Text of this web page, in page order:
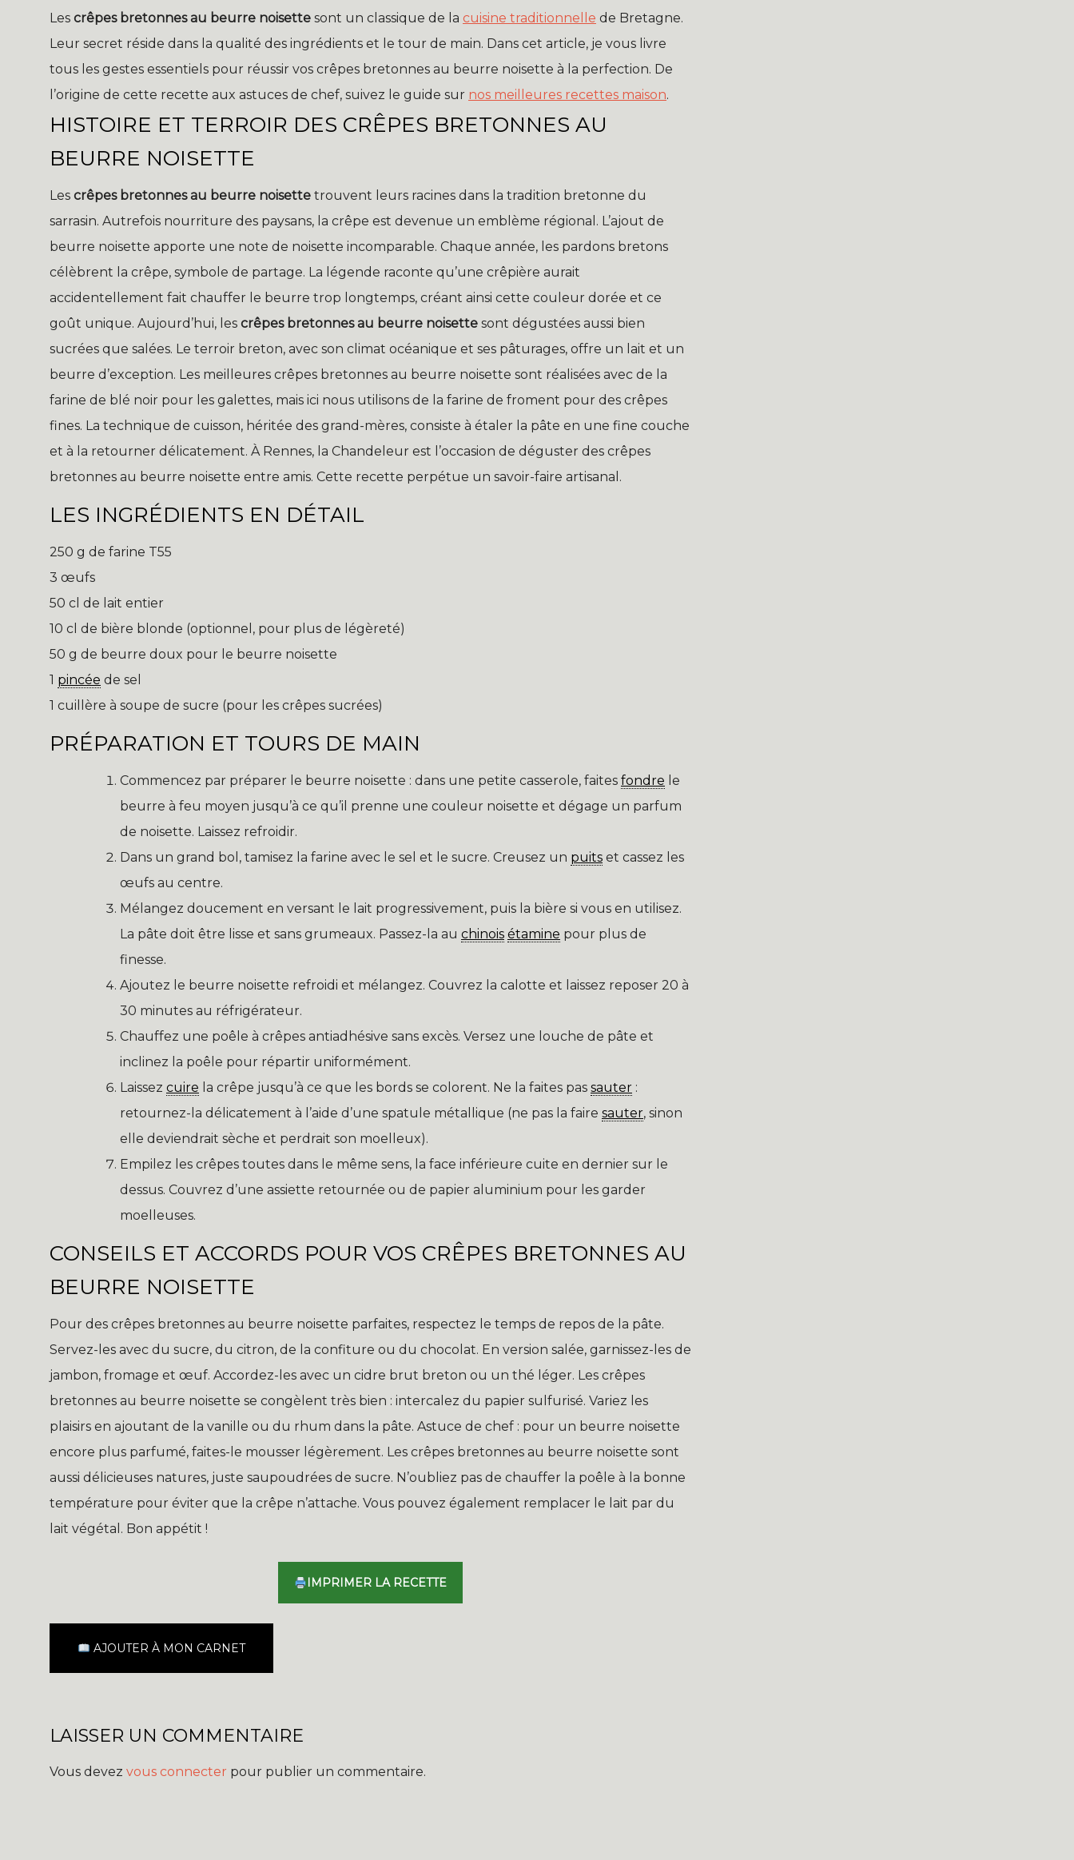
Les crêpes bretonnes au beurre noisette sont un classique de la cuisine traditionnelle de Bretagne.
Leur secret réside dans la qualité des ingrédients et le tour de main. Dans cet article, je vous livre
tous les gestes essentiels pour réussir vos crêpes bretonnes au beurre noisette à la perfection. De
l’origine de cette recette aux astuces de chef, suivez le guide sur nos meilleures recettes maison.
HISTOIRE ET TERROIR DES CRÊPES BRETONNES AU
BEURRE NOISETTE
Les crêpes bretonnes au beurre noisette trouvent leurs racines dans la tradition bretonne du
sarrasin. Autrefois nourriture des paysans, la crêpe est devenue un emblème régional. L’ajout de
beurre noisette apporte une note de noisette incomparable. Chaque année, les pardons bretons
célèbrent la crêpe, symbole de partage. La légende raconte qu’une crêpière aurait
accidentellement fait chauffer le beurre trop longtemps, créant ainsi cette couleur dorée et ce
goût unique. Aujourd’hui, les crêpes bretonnes au beurre noisette sont dégustées aussi bien
sucrées que salées. Le terroir breton, avec son climat océanique et ses pâturages, offre un lait et un
beurre d’exception. Les meilleures crêpes bretonnes au beurre noisette sont réalisées avec de la
farine de blé noir pour les galettes, mais ici nous utilisons de la farine de froment pour des crêpes
fines. La technique de cuisson, héritée des grand-mères, consiste à étaler la pâte en une fine couche
et à la retourner délicatement. À Rennes, la Chandeleur est l’occasion de déguster des crêpes
bretonnes au beurre noisette entre amis. Cette recette perpétue un savoir-faire artisanal.
LES INGRÉDIENTS EN DÉTAIL
250 g de farine T55
3 œufs
50 cl de lait entier
10 cl de bière blonde (optionnel, pour plus de légèreté)
50 g de beurre doux pour le beurre noisette
1 pincée de sel
1 cuillère à soupe de sucre (pour les crêpes sucrées)
PRÉPARATION ET TOURS DE MAIN
Commencez par préparer le beurre noisette : dans une petite casserole, faites fondre le
beurre à feu moyen jusqu’à ce qu’il prenne une couleur noisette et dégage un parfum
de noisette. Laissez refroidir.
Dans un grand bol, tamisez la farine avec le sel et le sucre. Creusez un puits et cassez les
œufs au centre.
Mélangez doucement en versant le lait progressivement, puis la bière si vous en utilisez.
La pâte doit être lisse et sans grumeaux. Passez-la au chinois étamine pour plus de
finesse.
Ajoutez le beurre noisette refroidi et mélangez. Couvrez la calotte et laissez reposer 20 à
30 minutes au réfrigérateur.
Chauffez une poêle à crêpes antiadhésive sans excès. Versez une louche de pâte et
inclinez la poêle pour répartir uniformément.
Laissez cuire la crêpe jusqu’à ce que les bords se colorent. Ne la faites pas sauter :
retournez-la délicatement à l’aide d’une spatule métallique (ne pas la faire sauter, sinon
elle deviendrait sèche et perdrait son moelleux).
Empilez les crêpes toutes dans le même sens, la face inférieure cuite en dernier sur le
dessus. Couvrez d’une assiette retournée ou de papier aluminium pour les garder
moelleuses.
CONSEILS ET ACCORDS POUR VOS CRÊPES BRETONNES AU
BEURRE NOISETTE
Pour des crêpes bretonnes au beurre noisette parfaites, respectez le temps de repos de la pâte.
Servez-les avec du sucre, du citron, de la confiture ou du chocolat. En version salée, garnissez-les de
jambon, fromage et œuf. Accordez-les avec un cidre brut breton ou un thé léger. Les crêpes
bretonnes au beurre noisette se congèlent très bien : intercalez du papier sulfurisé. Variez les
plaisirs en ajoutant de la vanille ou du rhum dans la pâte. Astuce de chef : pour un beurre noisette
encore plus parfumé, faites-le mousser légèrement. Les crêpes bretonnes au beurre noisette sont
aussi délicieuses natures, juste saupoudrées de sucre. N’oubliez pas de chauffer la poêle à la bonne
température pour éviter que la crêpe n’attache. Vous pouvez également remplacer le lait par du
lait végétal. Bon appétit !
IMPRIMER LA RECETTE
AJOUTER À MON CARNET
LAISSER UN COMMENTAIRE
Vous devez vous connecter pour publier un commentaire.